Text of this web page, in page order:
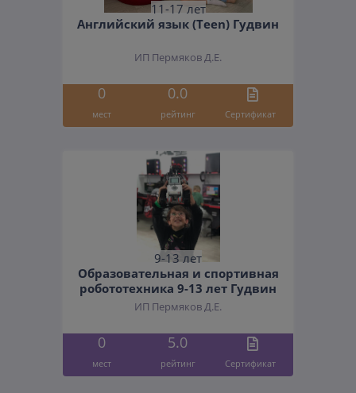
11-17 лет
Английский язык (Teen) Гудвин
ИП Пермяков Д.Е.
0 0.0
мест рейтинг Cертификат
9-13 лет
Образовательная и спортивная
робототехника 9-13 лет Гудвин
ИП Пермяков Д.Е.
0 5.0
мест рейтинг Cертификат